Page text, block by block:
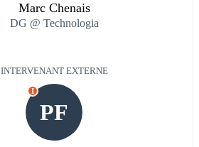
Marc Chenais
DG @ Technologia
INTERVENANT EXTERNE
PF
I